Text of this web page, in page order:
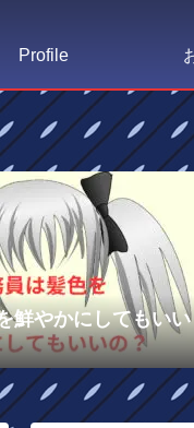
Profile
鮮やかにしてもいい